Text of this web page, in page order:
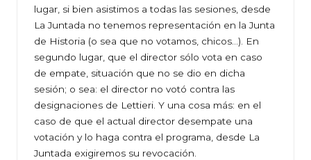
lugar, si bien asistimos a todas las sesiones, desde
La Juntada no tenemos representación en la Junta
de Historia (o sea que no votamos, chicos…). En
segundo lugar, que el director sólo vota en caso
de empate, situación que no se dio en dicha
sesión; o sea: el director no votó contra las
designaciones de Lettieri. Y una cosa más: en el
caso de que el actual director desempate una
votación y lo haga contra el programa, desde La
Juntada exigiremos su revocación.